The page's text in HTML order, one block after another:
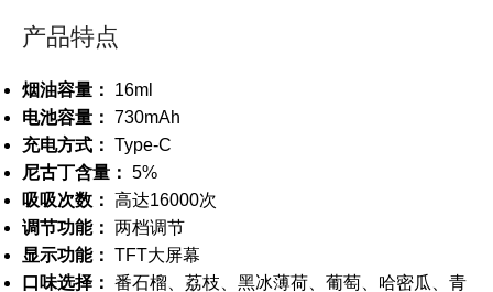
产品特点
烟油容量：
16ml
电池容量： 730mAh
充电方式： Type-C
尼古丁含量： 5%
吸吸次数： 高达16000次
调节功能： 两档调节
显示功能： TFT大屏幕
口味选择： 番石榴、荔枝、黑冰薄荷、葡萄、哈密瓜、青